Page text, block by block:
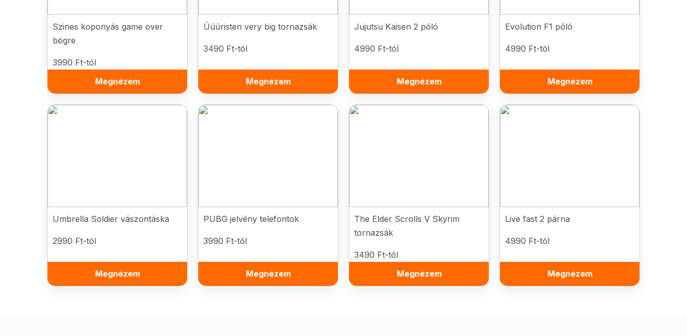
Szines koponyás game over
bögre
3990 Ft-tól
Megnézem
Úúúristen very big tornazsák
3490 Ft-tól
Megnézem
Jujutsu Kaisen 2 póló
4990 Ft-tól
Megnézem
Evolution F1 póló
4990 Ft-tól
Megnézem
Umbrella Soldier vászontáska
2990 Ft-tól
Megnézem
PUBG jelvény telefontok
3990 Ft-tól
Megnézem
The Elder Scrolls V Skyrim
tornazsák
3490 Ft-tól
Megnézem
Live fast 2 párna
4990 Ft-tól
Megnézem